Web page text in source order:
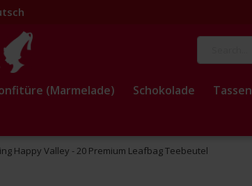
Suche
(Marmelade) Schokolade Tassen
Happy Valley - 20 Premium Leafbag Teebeutel